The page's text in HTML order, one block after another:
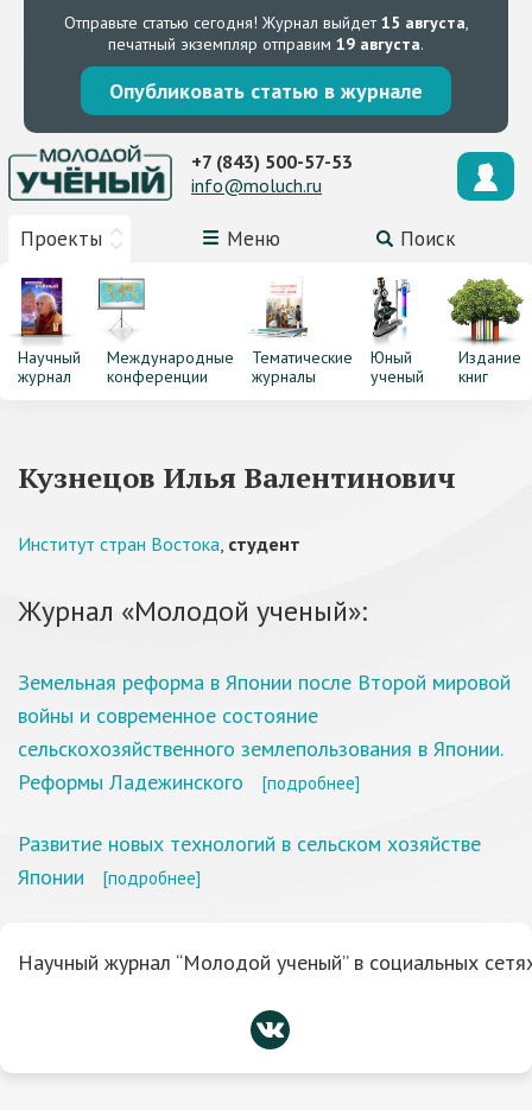
Отправьте статью сегодня! Журнал выйдет15 августа,
печатный экземпляр отправим 19 августа.
Опубликовать статью в журнале
Проекты Меню Поиск
+7 (843) 500-57-53
info@moluch.ru
Научный
журнал
Международные
конференции
Тематические
журналы
Юный
ученый
Издание
книг
Кузнецов Илья Валентинович
Институт стран Востока, студент
Журнал «Молодой ученый»:
Земельная реформа в Японии после Второй мировой
войны и современное состояние
сельскохозяйственного землепользования в Японии.
Реформы Ладежинского
[подробнее]
Развитие новых технологий в сельском хозяйстве
Японии
[подробнее]
Научный журнал “Молодой ученый” в социальных